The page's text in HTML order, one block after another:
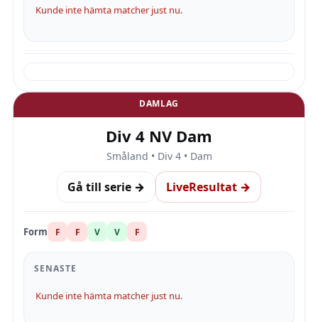
Kunde inte hämta matcher just nu.
DAMLAG
Div 4 NV Dam
Småland • Div 4 • Dam
Gå till serie → LiveResultat →
Form F F V V F
SENASTE
Kunde inte hämta matcher just nu.